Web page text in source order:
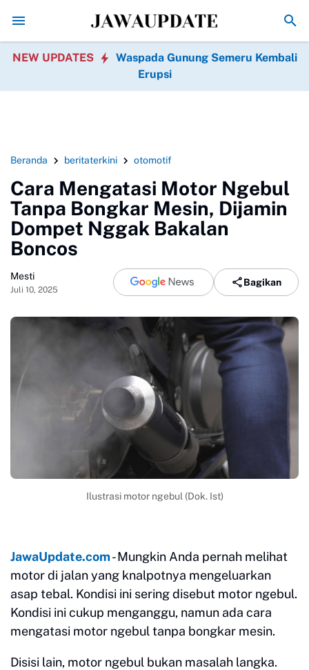
Masalah di RumahUsai KM Mutiara Sentosa 2 Terbakar,
NEW UPDATES
Waspada Gunung Semeru Kembali
Erupsi
Beranda beritaterkini otomotif
Cara Mengatasi Motor Ngebul
Tanpa Bongkar Mesin, Dijamin
Dompet Nggak Bakalan
Boncos
Mesti
Juli 10, 2025
Bagikan
Ilustrasi motor ngebul (Dok. Ist)
JawaUpdate.com- Mungkin Anda pernah melihat
motor di jalan yang knalpotnya mengeluarkan
asap tebal. Kondisi ini sering disebut motor ngebul.
Kondisi ini cukup menganggu, namun ada cara
mengatasi motor ngebul tanpa bongkar mesin.
Disisi lain, motor ngebul bukan masalah langka.